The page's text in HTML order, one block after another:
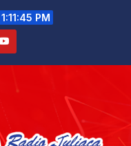
1:11:46 PM